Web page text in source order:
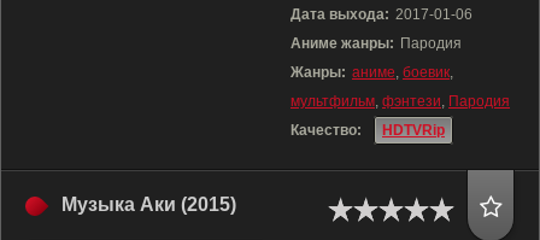
Дата выхода: 2017-01-06
Аниме жанры: Пародия
Жанры: аниме, боевик,
мультфильм, фэнтези, Пародия
Качество:
HDTVRip
Музыка Аки (2015)